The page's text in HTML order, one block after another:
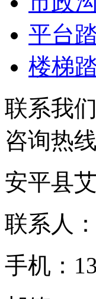
平台
楼梯
联系我们
咨询热线
安平县
联系人
手机：